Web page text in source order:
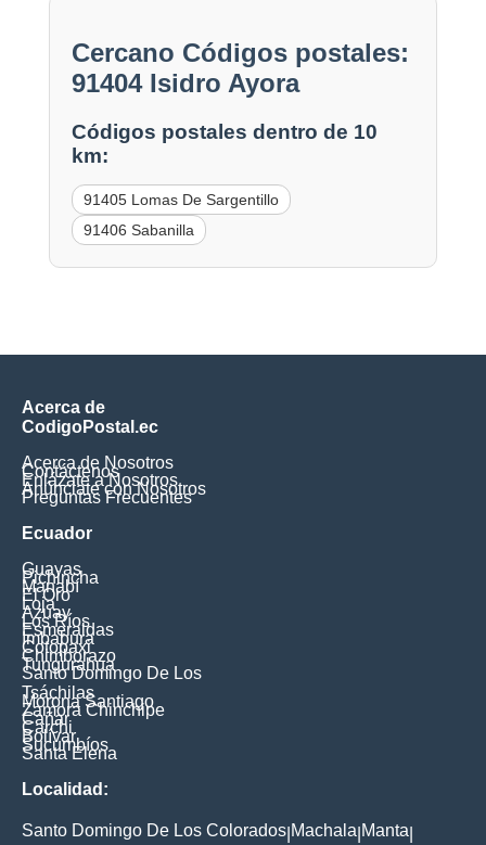
Cercano Códigos postales:
91404 Isidro Ayora
Códigos postales dentro de 10
km:
91405 Lomas De Sargentillo
91406 Sabanilla
Acerca de
CodigoPostal.ec
Acerca de Nosotros
Contáctenos
Enlázate a Nosotros
Anúnciate con Nosotros
Preguntas Frecuentes
Ecuador
Guayas
Pichincha
Manabí
El Oro
Loja
Azuay
Los Ríos
Esmeraldas
Imbabura
Cotopaxi
Chimborazo
Tungurahua
Santo Domingo De Los
Tsáchilas
Morona Santiago
Zamora Chinchipe
Cañar
Carchi
Bolívar
Sucumbíos
Santa Elena
Localidad:
Santo Domingo De Los Colorados Machala Manta